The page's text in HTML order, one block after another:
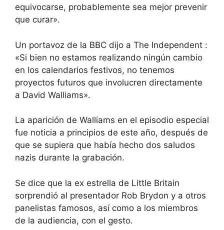
equivocarse, probablemente sea mejor prevenir
que curar».
Un portavoz de la BBC dijo a The Independent :
«Si bien no estamos realizando ningún cambio
en los calendarios festivos, no tenemos
proyectos futuros que involucren directamente
a David Walliams».
La aparición de Walliams en el episodio especial
fue noticia a principios de este año, después de
que se supiera que había hecho dos saludos
nazis durante la grabación.
Se dice que la ex estrella de Little Britain
sorprendió al presentador Rob Brydon y a otros
panelistas famosos, así como a los miembros
de la audiencia, con el gesto.